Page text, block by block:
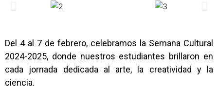
Del 4 al 7 de febrero, celebramos la Semana Cultural
2024-2025, donde nuestros estudiantes brillaron en
cada jornada dedicada al arte, la creatividad y la
ciencia.